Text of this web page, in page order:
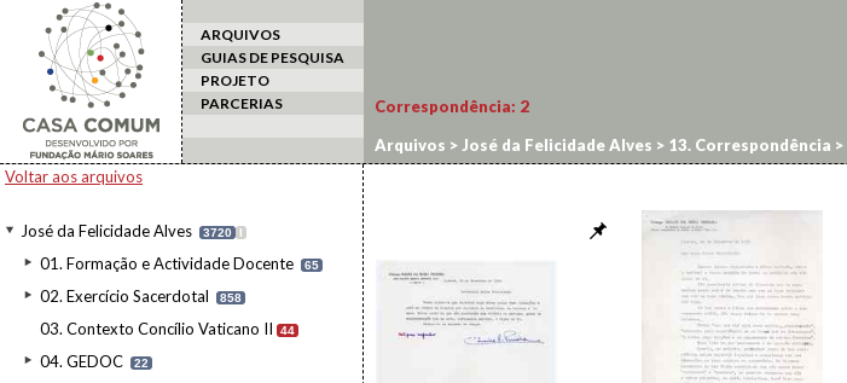
ARQUIVOS
GUIAS DE PESQUISA
PROJETO
PARCERIAS
Voltar aos arquivos
José da Felicidade Alves 3720 I
01. Formação e Actividade Docente 65
02. Exercício Sacerdotal 858
03. Contexto Concílio Vaticano II 44
04. GEDOC 22
Correspondência: 2
Arquivos > José da Felicidade Alves > 13. Correspondência >